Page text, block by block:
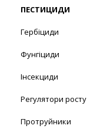
ПЕСТИЦИДИ
Гербіциди
Фунгіциди
Інсекциди
Регулятори росту
Протруйники